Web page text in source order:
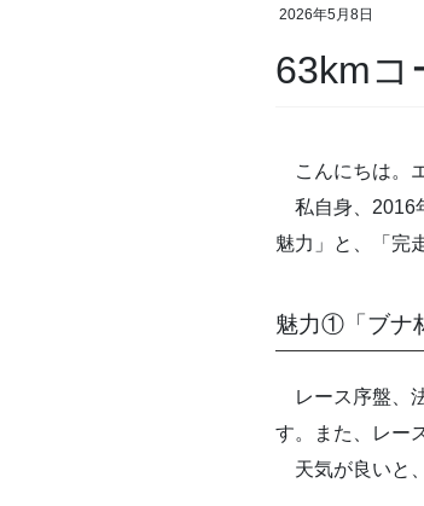
2026年5月8日
63kmコ
こんにちは。
私自身、2016
魅力」と、「完
魅力①「ブナ
レース序盤、
す。また、レー
天気が良いと